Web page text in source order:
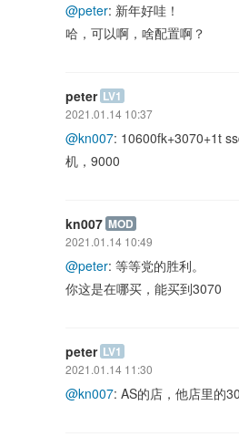
@peter: 新年好哇！
哈，可以啊，啥配置啊？
peter LV1
2021.01.14 10:37
@kn007: 10600fk+3070+1t
机，9000
kn007 MOD
2021.01.14 10:49
@peter: 等等党的胜利。
你这是在哪买，能买到3070
peter LV1
2021.01.14 11:30
@kn007: AS的店，他店里的